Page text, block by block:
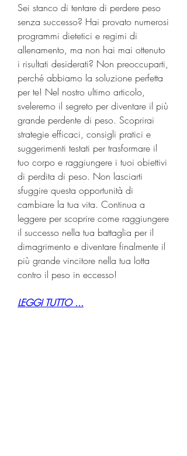
Sei stanco di tentare di perdere peso
senza successo? Hai provato numerosi
programmi dietetici e regimi di
allenamento, ma non hai mai ottenuto
i risultati desiderati? Non preoccuparti,
perché abbiamo la soluzione perfetta
per te! Nel nostro ultimo articolo,
sveleremo il segreto per diventare il più
grande perdente di peso. Scoprirai
strategie efficaci, consigli pratici e
suggerimenti testati per trasformare il
tuo corpo e raggiungere i tuoi obiettivi
di perdita di peso. Non lasciarti
sfuggire questa opportunità di
cambiare la tua vita. Continua a
leggere per scoprire come raggiungere
il successo nella tua battaglia per il
dimagrimento e diventare finalmente il
più grande vincitore nella tua lotta
contro il peso in eccesso!
LEGGI TUTTO ...